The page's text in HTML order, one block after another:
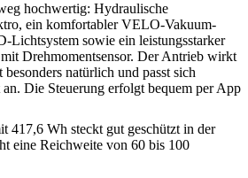
hochwertig: Hydraulische
ein komfortabler VELO-Vakuum-
Lichtsystem sowie ein leistungsstarker
Drehmomentsensor. Der Antrieb wirkt
natürlich und passt sich
Die Steuerung erfolgt bequem per App
417,6 Wh steckt gut geschützt in der
eine Reichweite von 60 bis 100